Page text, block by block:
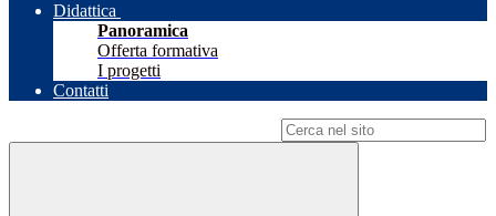
Didattica
Panoramica
Offerta formativa
I progetti
Contatti